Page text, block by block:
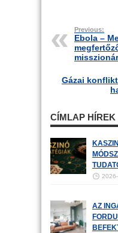
Previous:
Ebola –
Gázai
CÍMLAP HÍREK
AZ